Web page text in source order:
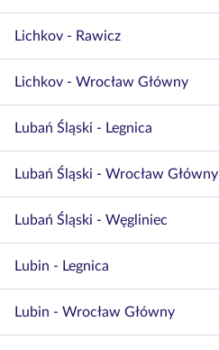
Lichkov - Rawicz
Lichkov - Wrocław Główny
Lubań Śląski - Legnica
Lubań Śląski - Wrocław Główny
Lubań Śląski - Węgliniec
Lubin - Legnica
Lubin - Wrocław Główny